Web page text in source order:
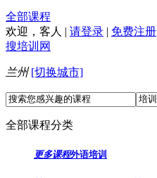
全部课程
欢迎， 客人 | 请登录 | 免费注册
搜培训网
兰州 [切换城市]
全部课程分类
更多课程外语培训